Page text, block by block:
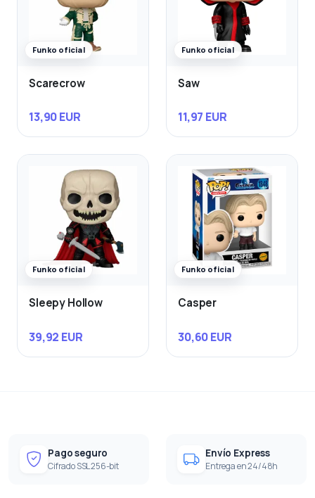
Funko oficial
Scarecrow
13,90 EUR
Funko oficial
Saw
11,97 EUR
Funko oficial
Sleepy Hollow
39,92 EUR
Funko oficial
Casper
30,60 EUR
Pago seguro
Cifrado SSL 256-bit
Envío Express
Entrega en 24/48h